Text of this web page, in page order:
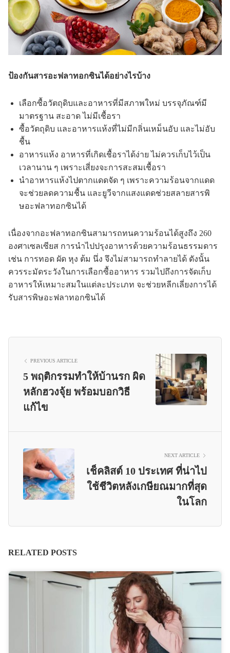
ป้องกันสารอะฟลาทอกซินได้อย่างไรบ้าง
เลือกซื้อวัตถุดิบและอาหารที่มีสภาพใหม่ บรรจุภัณฑ์มี
มาตรฐาน สะอาด ไม่มีเชื้อรา
ซื้อวัตถุดิบ และอาหารแห้งที่ไม่มีกลิ่นเหม็นอับ และไม่อับ
ชื้น
อาหารแห้ง อาหารที่เกิดเชื้อราได้ง่าย ไม่ควรเก็บไว้เป็น
เวลานาน ๆ เพราะเสี่ยงจะการสะสมเชื้อรา
นำอาหารแห้งไปตากแดดจัด ๆ เพราะความร้อนจากแดด
จะช่วยลดความชื้น และยูวีจากแสงแดดช่วยสลายสารพิ
ษอะฟลาทอกซินได้
เนื่องจากอะฟลาทอกซินสามารถทนความร้อนได้สูงถึง 260
องศาเซลเซียส การนำไปปรุงอาหารด้วยความร้อนธรรมดาร
เช่น การทอด ผัด หุง ต้ม นึ่ง จึงไม่สามารถทำลายได้ ดังนั้น
ควรระมัดระวังในการเลือกซื้ออาหาร รวมไปถึงการจัดเก็บ
อาหารให้เหมาะสมในแต่ละประเภท จะช่วยหลีกเลี่ยงการได้
รับสารพิษอะฟลาทอกซินได้
PREVIOUS ARTICLE
5 พฤติกรรมทำให้บ้านรก ผิด
หลักฮวงจุ้ย พร้อมบอกวิธี
แก้ไข
NEXT ARTICLE
เช็คลิสต์ 10 ประเทศ ที่น่าไป
ใช้ชีวิตหลังเกษียณมากที่สุด
ในโลก
RELATED POSTS